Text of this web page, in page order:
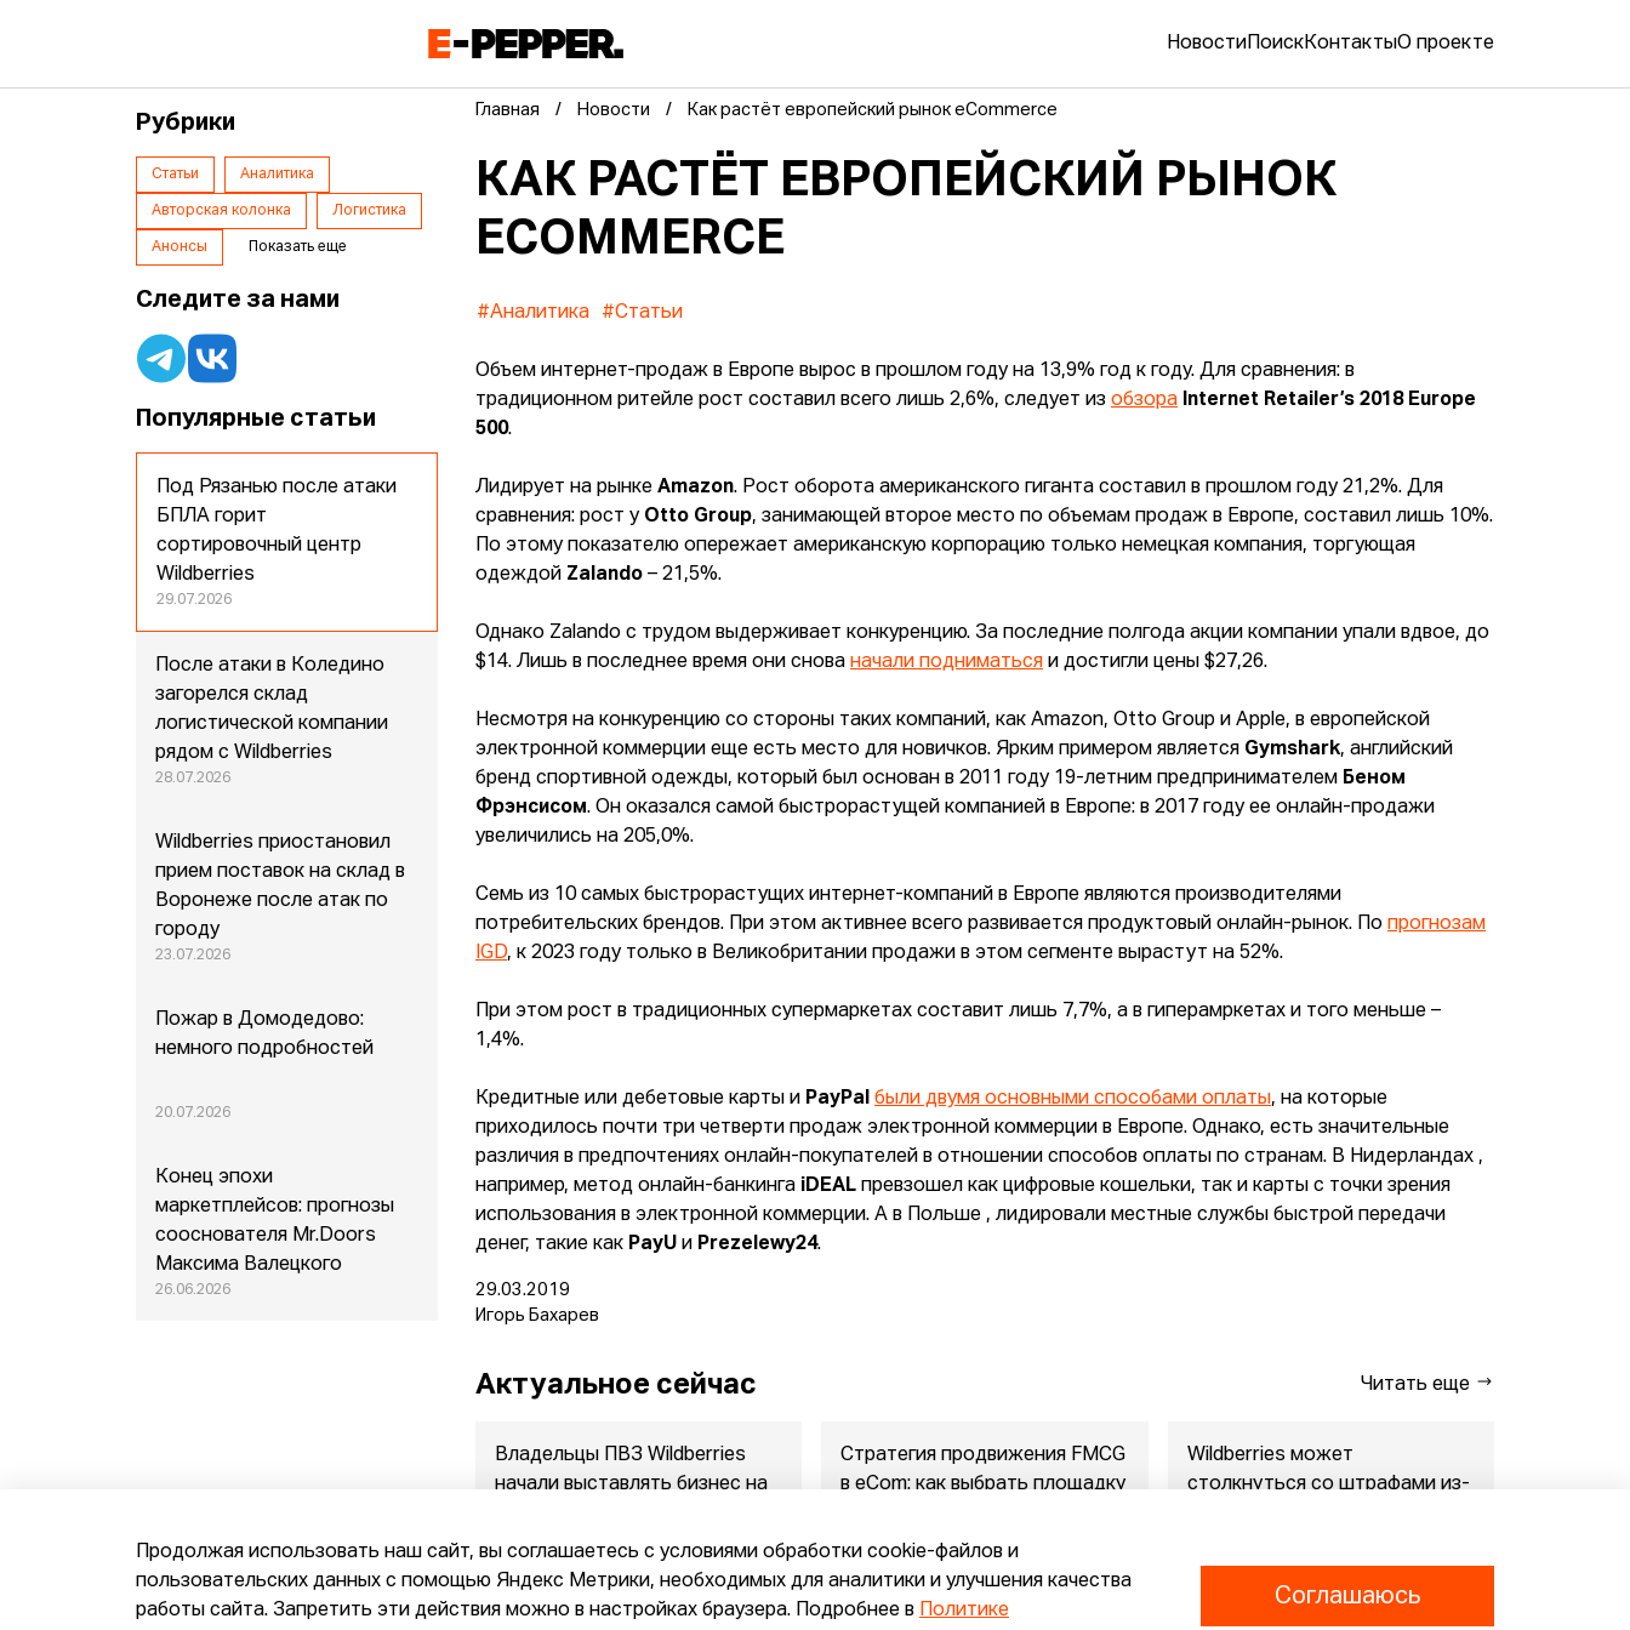
Новости ПоискКонтактыО проекте
Главная Новости Как растёт европейский рынок eCommerce
КАК РАСТЁТ ЕВРОПЕЙСКИЙ РЫНОК
ECOMMERCE
#Аналитика #Статьи
Объем интернет-продаж в Европе вырос в прошлом году на 13,9% год к году. Для сравнения: в
традиционном ритейле рост составил всего лишь 2,6%, следует изобзора Internet Retailer’s 2018 Europe
500.
Лидирует на рынкеAmazon. Рост оборота американского гиганта составил в прошлом году 21,2%. Для
сравнения: рост у Otto Group, занимающей второе место по объемам продаж в Европе, составил лишь 10%.
По этому показателю опережает американскую корпорацию только немецкая компания, торгующая
одеждой Zalando – 21,5%.
Однако Zalando с трудом выдерживает конкуренцию. За последние полгода акции компании упали вдвое, до
$14. Лишь в последнее время они снованачали подниматься и достигли цены $27,26.
Несмотря на конкуренцию со стороны таких компаний, как Amazon, Otto Group и Apple, в европейской
электронной коммерции еще есть место для новичков. Ярким примером является Gymshark, английский
бренд спортивной одежды, который был основан в 2011 году 19-летним предпринимателем Беном
Фрэнсисом. Он оказался самой быстрорастущей компанией в Европе: в 2017 году ее онлайн-продажи
увеличились на 205,0%.
Семь из 10 самых быстрорастущих интернет-компаний в Европе являются производителями
потребительских брендов. При этом активнее всего развивается продуктовый онлайн-рынок. Попрогнозам
IGD, к 2023 году только в Великобритании продажи в этом сегменте вырастут на 52%.
При этом рост в традиционных супермаркетах составит лишь 7,7%, а в гиперамркетах и того меньше –
1,4%.
Кредитные или дебетовые карты и PayPal были двумя основными способами оплаты, на которые
приходилось почти три четверти продаж электронной коммерции в Европе. Однако, есть значительные
различия в предпочтениях онлайн-покупателей в отношении способов оплаты по странам. В Нидерландах ,
например, метод онлайн-банкинга iDEAL превзошел как цифровые кошельки, так и карты с точки зрения
использования в электронной коммерции. А в Польше , лидировали местные службы быстрой передачи
денег, такие как PayU и Prezelewy24.
29.03.2019
Игорь Бахарев
Актуальное сейчас Читать еще
Владельцы ПВЗ Wildberries
начали выставлять бизнес на
07.08.2026
Стратегия продвижения FMCG
в eСom: как выбрать площадку
07.08.2026
Wildberries может
столкнуться со штрафами из-
Рубрики
Статьи Аналитика
Авторская колонка Логистика
Анонсы Показать еще
Следите за нами
Популярные статьи
Под Рязанью после атаки
БПЛА горит
сортировочный центр
Wildberries
29.07.2026
После атаки в Коледино
загорелся склад
логистической компании
рядом с Wildberries
28.07.2026
Wildberries приостановил
прием поставок на склад в
Воронеже после атак по
городу
23.07.2026
Пожар в Домодедово:
немного подробностей
20.07.2026
Конец эпохи
маркетплейсов: прогнозы
сооснователя Mr.Doors
Максима Валецкого
26.06.2026
Продолжая использовать наш сайт, вы соглашаетесь с условиями обработки cookie-файлов и
пользовательских данных с помощью Яндекс Метрики, необходимых для аналитики и улучшения качества
работы сайта. Запретить эти действия можно в настройках браузера. Подробнее в
Политике
Соглашаюсь